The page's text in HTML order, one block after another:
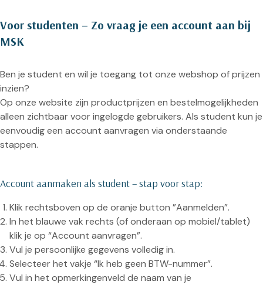
Voor studenten – Zo vraag je een account aan bij
MSK
Ben je student en wil je toegang tot onze webshop of prijzen
inzien?
Op onze website zijn productprijzen en bestelmogelijkheden
alleen zichtbaar voor ingelogde gebruikers. Als student kun je
eenvoudig een account aanvragen via onderstaande
stappen.
Account aanmaken als student – stap voor stap:
Klik rechtsboven op de oranje button ”Aanmelden”.
In het blauwe vak rechts (of onderaan op mobiel/tablet)
klik je op “Account aanvragen”.
Vul je persoonlijke gegevens volledig in.
Selecteer het vakje “Ik heb geen BTW-nummer”.
Vul in het opmerkingenveld de naam van je